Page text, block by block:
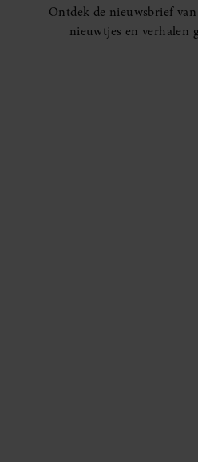
Ontdek de nieuwsbrief
nieuwtjes en verhalen